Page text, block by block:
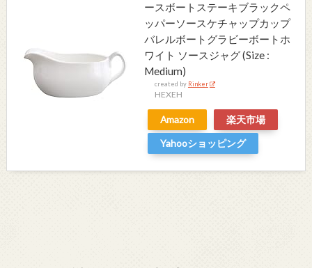
ースボートステーキブラックペ
ッパーソースケチャップカップ
バレルボートグラビーボートホ
ワイト ソースジャグ (Size :
Medium)
created by Rinker
HEXEH
Amazon
楽天市場
Yahooショッピング